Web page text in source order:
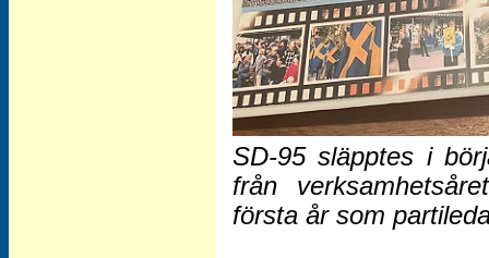
SD-95 släpptes i
från
första år som